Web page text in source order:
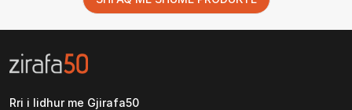
Rri i lidhur me Gjirafa50